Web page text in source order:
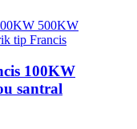
100KW
santral